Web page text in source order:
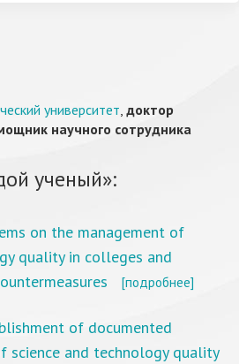
университет, доктор
научного сотрудника
ученый»:
on the management of
quality in colleges and
[подробнее]
of documented
science and technology quality